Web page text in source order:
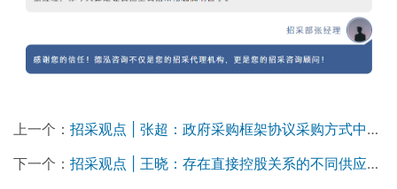
上一个： 招采观点 | 张超：政府采购框架协议采购方式中的特殊规定
下一个： 招采观点 | 王晓：存在直接控股关系的不同供应商什么情况下可以参加同一合同下的政府采购活动？